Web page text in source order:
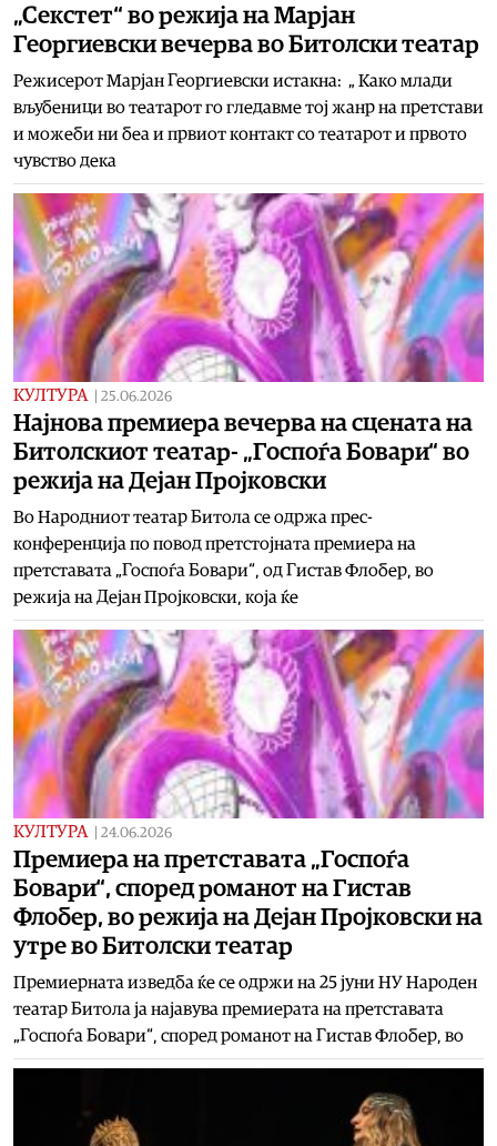
„Секстет“ во режија на Марјан
Георгиевски вечерва во Битолски театар
Режисерот Марјан Георгиевски истакна: „ Како млади
вљубеници во театарот го гледавме тој жанр на претстави
и можеби ни беа и првиот контакт со театарот и првото
чувство дека
КУЛТУРА 25.06.2026
Најнова премиера вечерва на сцената на
Битолскиот театар- „Госпоѓа Бовари“ во
режија на Дејан Пројковски
Во Народниот театар Битола се одржа прес-
конференција по повод претстојната премиера на
претставата „Госпоѓа Бовари“, од Гистав Флобер, во
режија на Дејан Пројковски, која ќе
КУЛТУРА 24.06.2026
Премиера на претставата „Госпоѓа
Бовари“, според романот на Гистав
Флобер, во режија на Дејан Пројковски на
утре во Битолски театар
Премиерната изведба ќе се одржи на 25 јуни НУ Народен
театар Битола ја најавува премиерата на претставата
„Госпоѓа Бовари“, според романот на Гистав Флобер, во